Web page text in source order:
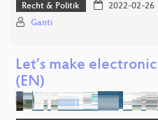
Recht & Politik 2022-02-26
Ganti
Let’s make
(EN)